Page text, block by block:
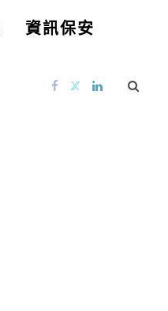
資訊保安